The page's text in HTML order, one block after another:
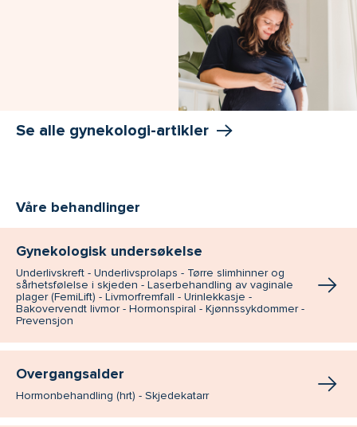
Se alle gynekologi-artikler
Våre behandlinger
Gynekologisk undersøkelse
Underlivskreft - Underlivsprolaps - Tørre slimhinner og
sårhetsfølelse i skjeden - Laserbehandling av vaginale
plager (FemiLift) - Livmorfremfall - Urinlekkasje -
Bakovervendt livmor - Hormonspiral - Kjønnssykdommer -
Prevensjon
Overgangsalder
Hormonbehandling (hrt) - Skjedekatarr